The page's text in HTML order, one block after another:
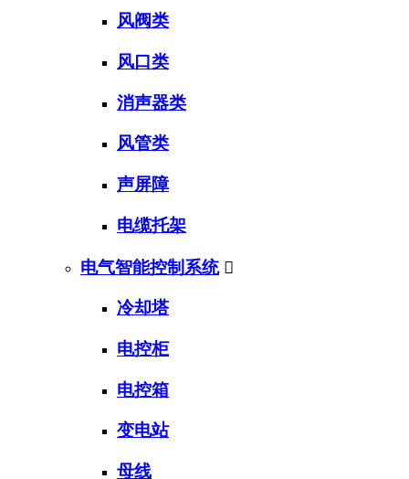
风阀类
风口类
消声器类
风管类
声屏障
电缆托架
电气智能控制系统 
冷却塔
电控柜
电控箱
变电站
母线